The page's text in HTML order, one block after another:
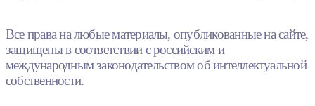
Все права на любые материалы, опубликованные на сайте,
защищены в соответствии с российским и
международным законодательством об интеллектуальной
собственности.